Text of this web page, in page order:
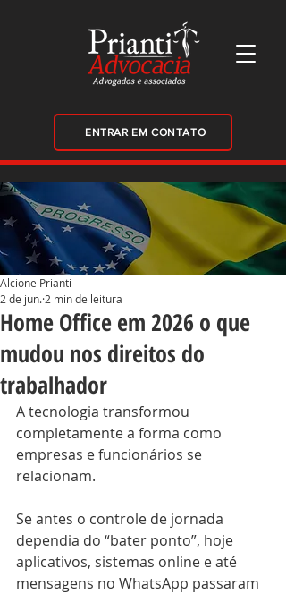
ENTRAR EM CONTATO
Home Office em 2026 o que
mudou nos direitos do
trabalhador
Alcione Prianti
2 de jun. 2 min de leitura
A tecnologia transformou
completamente a forma como
empresas e funcionários se
relacionam.
Se antes o controle de jornada
dependia do “bater ponto”, hoje
aplicativos, sistemas online e até
mensagens no WhatsApp passaram